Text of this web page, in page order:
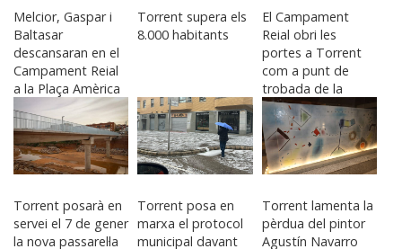
Melcior, Gaspar i
Baltasar
descansaran en el
Campament Reial
a la Plaça Amèrica
Torrent supera els
8.000 habitants
El Campament
Reial obri les
portes a Torrent
com a punt de
trobada de la
il·lusió nadalenca
Torrent posarà en
servei el 7 de gener
la nova passarel·la
Torrent posa en
marxa el protocol
municipal davant
Torrent lamenta la
pèrdua del pintor
Agustín Navarro